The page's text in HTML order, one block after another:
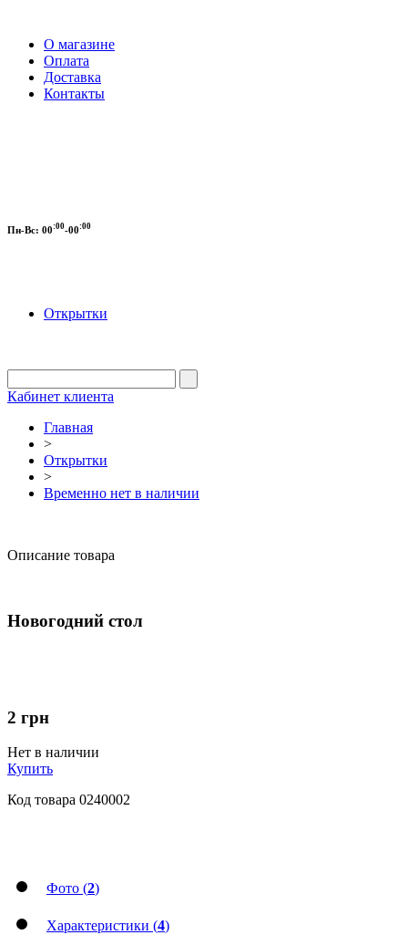
О магазине
Оплата
Доставка
Контакты
Пн-Вс: 00:00-00:00
Открытки
Кабинет клиента
Главная
>
Открытки
>
Временно нет в наличии
Описание товара
Новогодний стол
2 грн
Нет в наличии
Купить
Код товара 0240002
Фото (2)
Характеристики (4)